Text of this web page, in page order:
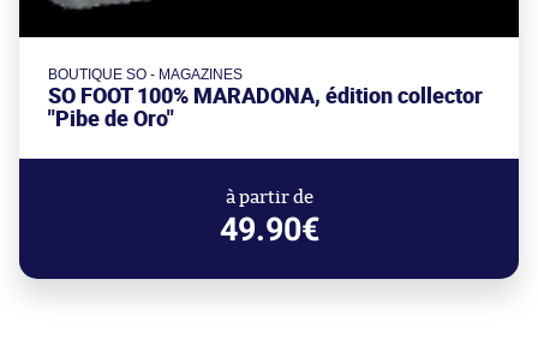
BOUTIQUE SO - MAGAZINES
SO FOOT 100% MARADONA, édition collector
"Pibe de Oro"
à partir de
49.90€